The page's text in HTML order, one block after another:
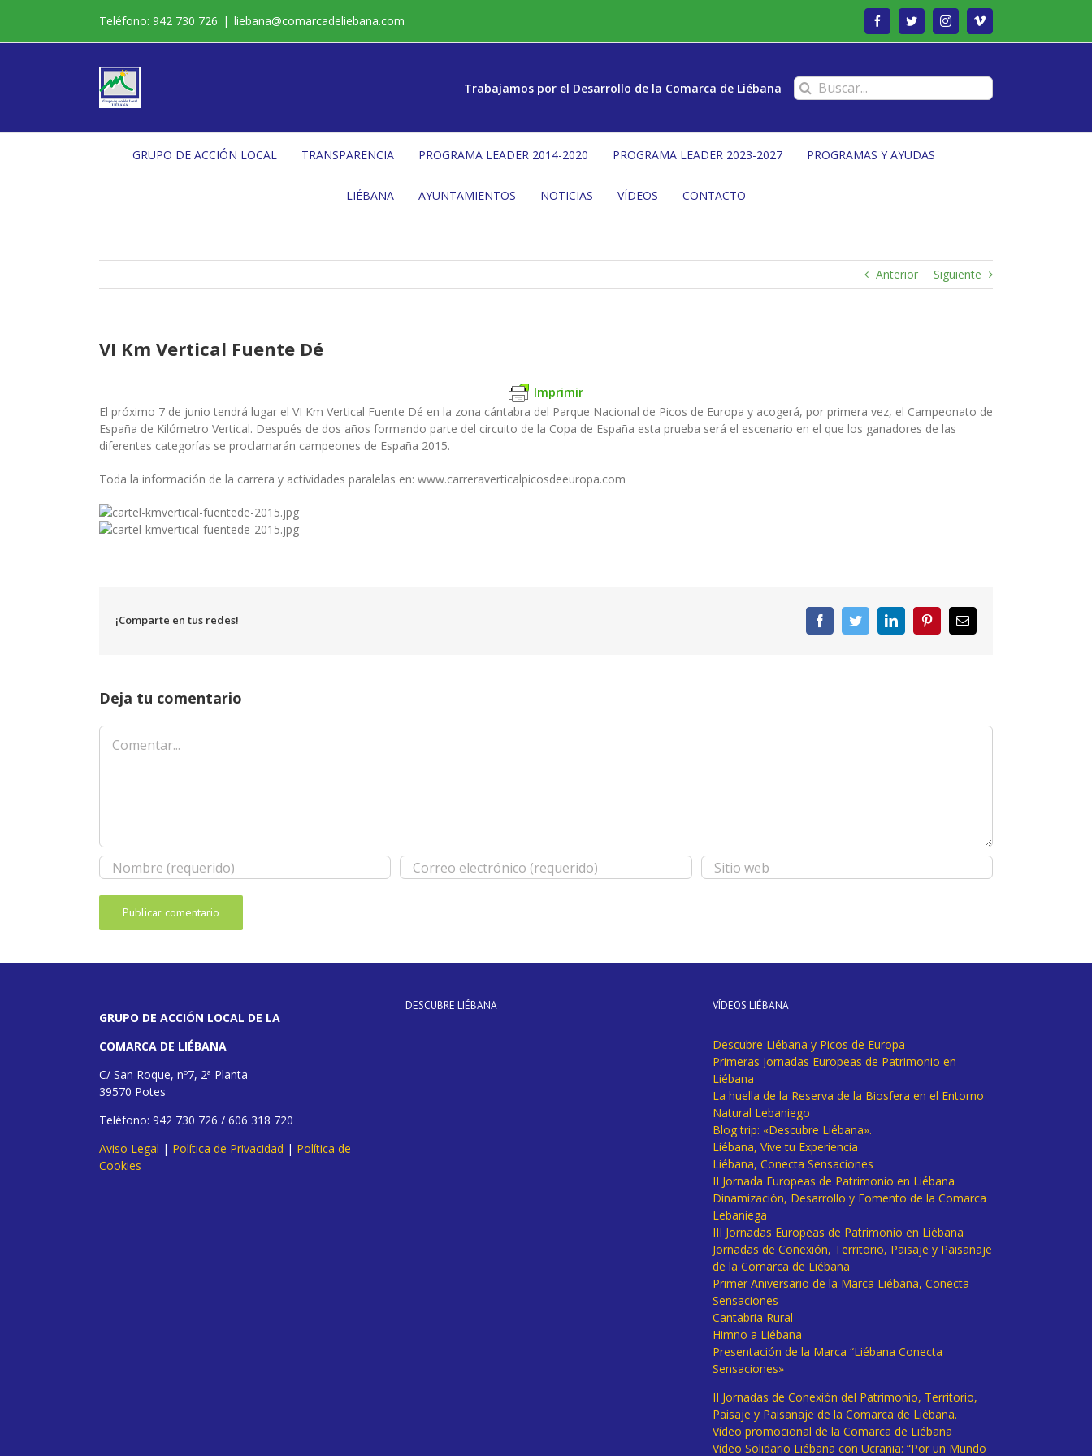
contenido
Teléfono: 942 730 726 | liebana@comarcadeliebana.com FacebookTwitterInstagramVimeo
Trabajamos por el Desarrollo de la Comarca de Liébana Buscar:
GRUPO DE ACCIÓN LOCAL TRANSPARENCIA PROGRAMA LEADER 2014-2020 PROGRAMA LEADER 2023-2027 PROGRAMAS Y AYUDAS
LIÉBANA AYUNTAMIENTOS NOTICIAS VÍDEOS CONTACTO
Anterior Siguiente
VI Km Vertical Fuente Dé
Imprimir
El próximo 7 de junio tendrá lugar el VI Km Vertical Fuente Dé en la zona cántabra del Parque Nacional de Picos de Europa y acogerá, por primera vez, el Campeonato de
España de Kilómetro Vertical. Después de dos años formando parte del circuito de la Copa de España esta prueba será el escenario en el que los ganadores de las
diferentes categorías se proclamarán campeones de España 2015.
Toda la información de la carrera y actividades paralelas en: www.carreraverticalpicosdeeuropa.com
¡Comparte en tus redes! FacebookTwitterLinkedInPinterestCorreo
electrónico
Deja tu comentario
Comentar
GRUPO DE ACCIÓN LOCAL DE LA
COMARCA DE LIÉBANA
C/ San Roque, nº7, 2ª Planta
39570 Potes
Teléfono: 942 730 726 / 606 318 720
Aviso Legal | Política de Privacidad | Política de
Cookies
DESCUBRE LIÉBANA VÍDEOS LIÉBANA
Descubre Liébana y Picos de Europa
Primeras Jornadas Europeas de Patrimonio en
Liébana
La huella de la Reserva de la Biosfera en el Entorno
Natural Lebaniego
Blog trip: «Descubre Liébana».
Liébana, Vive tu Experiencia
Liébana, Conecta Sensaciones
II Jornada Europeas de Patrimonio en Liébana
Dinamización, Desarrollo y Fomento de la Comarca
Lebaniega
III Jornadas Europeas de Patrimonio en Liébana
Jornadas de Conexión, Territorio, Paisaje y Paisanaje
de la Comarca de Liébana
Primer Aniversario de la Marca Liébana, Conecta
Sensaciones
Cantabria Rural
Himno a Liébana
Presentación de la Marca “Liébana Conecta
Sensaciones»
II Jornadas de Conexión del Patrimonio, Territorio,
Paisaje y Paisanaje de la Comarca de Liébana.
Vídeo promocional de la Comarca de Liébana
Vídeo Solidario Liébana con Ucrania: “Por un Mundo